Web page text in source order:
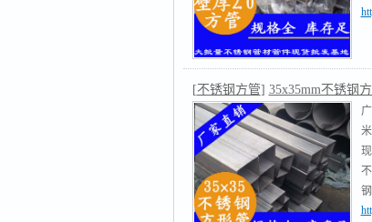
[不锈钢方管] 35x35mm不锈钢